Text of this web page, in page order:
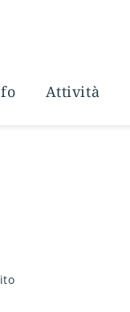
Attività